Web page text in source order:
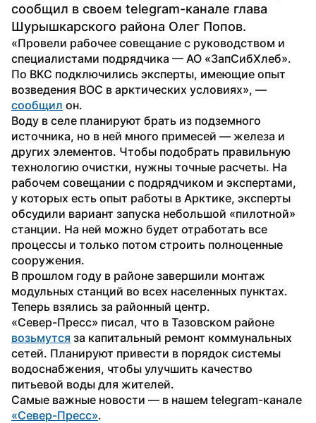
сообщил в своем telegram-канале глава
Шурышкарского района Олег Попов.
«Провели рабочее совещание с руководством и
специалистами подрядчика — АО «ЗапСибХлеб».
По ВКС подключились эксперты, имеющие опыт
сообщил он.
Воду в селе планируют брать из подземного
источника, но в ней много примесей — железа и
других элементов. Чтобы подобрать правильную
технологию очистки, нужны точные расчеты. На
рабочем совещании с подрядчиком и экспертами,
у которых есть опыт работы в Арктике, эксперты
обсудили вариант запуска небольшой «пилотной»
станции. На ней можно будет отработать все
процессы и только потом строить полноценные
сооружения.
В прошлом году в районе завершили монтаж
модульных станций во всех населенных пунктах.
Теперь взялись за районный центр.
возьмутся за капитальный ремонт коммунальных
сетей. Планируют привести в порядок системы
водоснабжения, чтобы улучшить качество
питьевой воды для жителей.
«Север-Пресс».